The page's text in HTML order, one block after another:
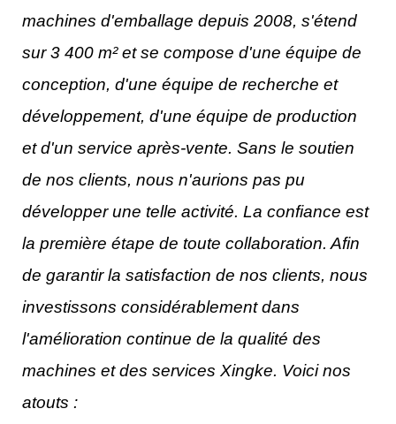
machines d'emballage depuis 2008, s'étend
sur 3 400 m² et se compose d'une équipe de
conception, d'une équipe de recherche et
développement, d'une équipe de production
et d'un service après-vente. Sans le soutien
de nos clients, nous n'aurions pas pu
développer une telle activité. La confiance est
la première étape de toute collaboration. Afin
de garantir la satisfaction de nos clients, nous
investissons considérablement dans
l'amélioration continue de la qualité des
machines et des services Xingke. Voici nos
atouts :